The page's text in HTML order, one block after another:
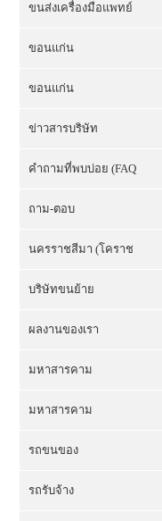
ขนส่งเครื่องมือแพทย์
ขอนแก่น
ขอนแก่น
ข่าวสารบริษัท
คำถามที่พบบ่อย (FAQ
ถาม-ตอบ
นครราชสีมา (โคราช
บริษัทขนย้าย
ผลงานของเรา
มหาสารคาม
มหาสารคาม
รถขนของ
รถรับจ้าง